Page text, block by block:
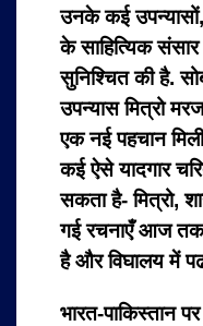
उनके कई
के साहित्यिक संसार
सुनिश्चित की है.
उपन्यास मित्रो
एक नई पहचान मिली
कई ऐसे यादगार
सकता है- मित्रो,
गई रचनाएँ आज तक
है और विघालय में
भारत-पाकिस्तान